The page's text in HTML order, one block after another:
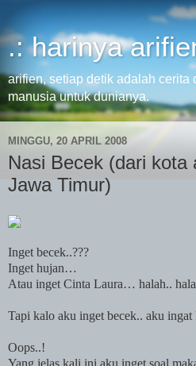
.: harinya
arifien, setiap detik adalah cerita
manusia untuk dunianya.
MINGGU, 20 APRIL 2008
Nasi Becek (dari kota
Jawa Timur)
Inget becek..???
Inget hujan…
Atau inget Cinta Laura… halah..
Tapi kalo aku inget becek.. aku
Oops..!
Yang jelas kali ini aku inget soal